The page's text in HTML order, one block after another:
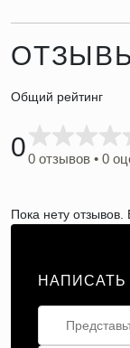
Общий рейтинг
00 отзывов • 0
Пока нету отзывов.
НАПИСАТЬ